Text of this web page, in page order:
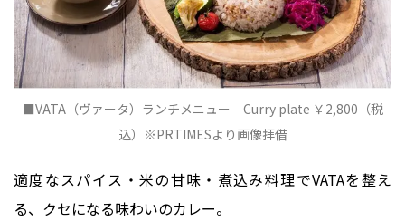
■VATA（ヴァータ）ランチメニュー Curry plate ￥2,800（税
込）※PRTIMESより画像拝借
適度なスパイス・米の甘味・煮込み料理でVATAを整え
る、クセになる味わいのカレー。